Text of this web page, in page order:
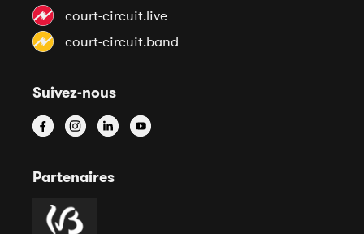
court-circuit.live
court-circuit.band
Suivez-nous
Partenaires